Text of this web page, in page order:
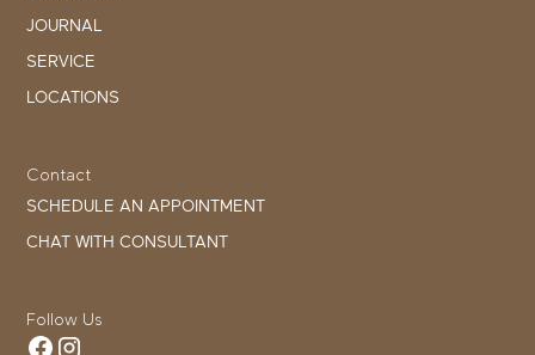
JOURNAL
SERVICE
LOCATIONS
Contact
SCHEDULE AN APPOINTMENT
CHAT WITH CONSULTANT
Follow Us